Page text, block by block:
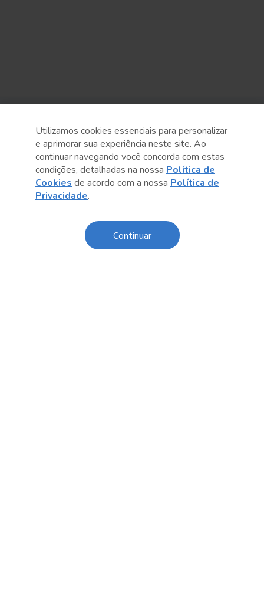
Sobre o Sesc
Central de Relacionamento
Transparência
Código de Conduta e Ética
Política de Privacidade
Utilizamos cookies essenciais para personalizar
e aprimorar sua experiência neste site. Ao
continuar navegando você concorda com estas
condições, detalhadas na nossa Política de
Cookies de acordo com a nossa Política de
Privacidade.
Continuar